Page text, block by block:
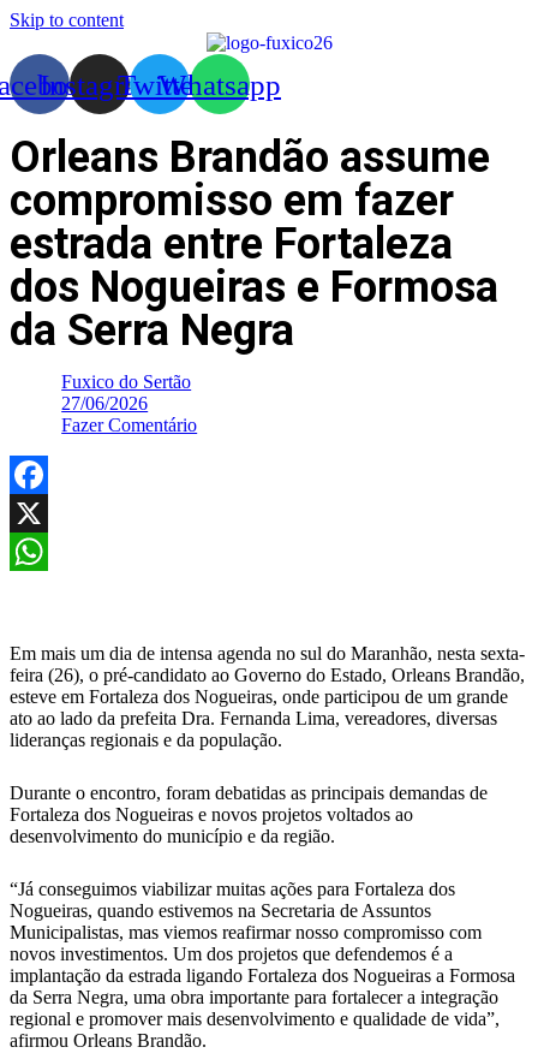
Skip to content
InstagramTwitterWhatsapp
Orleans Brandão assume
compromisso em fazer
estrada entre Fortaleza
dos Nogueiras e Formosa
da Serra Negra
Fuxico do Sertão
27/06/2026
Fazer Comentário
Facebook
X
Em mais um dia de intensa agenda no sul do Maranhão, nesta sexta-
feira (26), o pré-candidato ao Governo do Estado, Orleans Brandão,
esteve em Fortaleza dos Nogueiras, onde participou de um grande
ato ao lado da prefeita Dra. Fernanda Lima, vereadores, diversas
lideranças regionais e da população.
Durante o encontro, foram debatidas as principais demandas de
Fortaleza dos Nogueiras e novos projetos voltados ao
desenvolvimento do município e da região.
“Já conseguimos viabilizar muitas ações para Fortaleza dos
Nogueiras, quando estivemos na Secretaria de Assuntos
Municipalistas, mas viemos reafirmar nosso compromisso com
novos investimentos. Um dos projetos que defendemos é a
implantação da estrada ligando Fortaleza dos Nogueiras a Formosa
da Serra Negra, uma obra importante para fortalecer a integração
regional e promover mais desenvolvimento e qualidade de vida”,
afirmou Orleans Brandão.